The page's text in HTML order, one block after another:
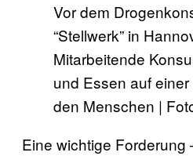
Vor dem
“Stellwerk” in
Mitarbeitende
und Essen auf
den Menschen |
Eine wichtige Forderung